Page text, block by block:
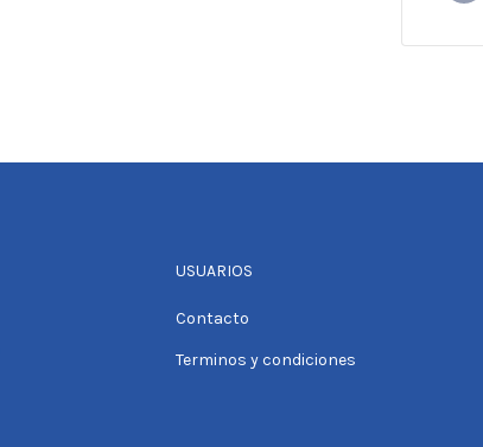
USUARIOS
Contacto
Terminos y condiciones